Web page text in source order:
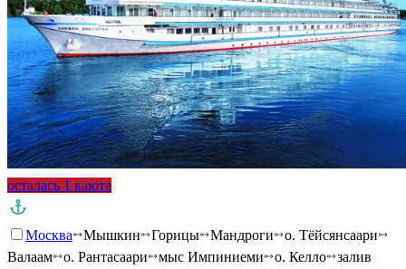
осталась 1 каюта
Москва Мышкин Горицы Мандроги
о. Тёйсянсаари
Валаам
о. Рантасаари мыс Импиниеми о. Келло
залив